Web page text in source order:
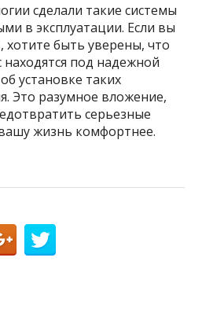
сделали такие системы
в эксплуатации. Если вы
хотите быть уверены, что
под надежной
установке таких
Это разумное вложение,
серьезные
жизнь комфортнее.